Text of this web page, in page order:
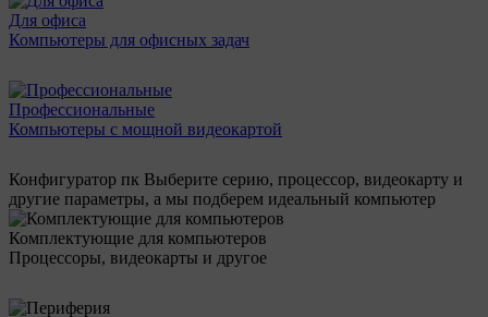
Для офиса
Компьютеры для офисных задач
Профессиональные
Компьютеры с мощной видеокартой
Конфигуратор пк Выберите серию, процессор, видеокарту и
другие параметры, а мы подберем идеальный компьютер
Комплектующие для компьютеров
Процессоры, видеокарты и другое